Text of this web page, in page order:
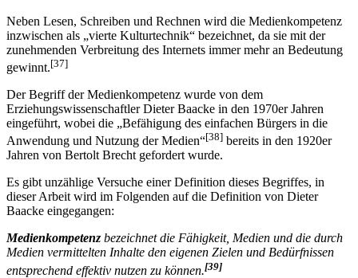
Neben Lesen, Schreiben und Rechnen wird die Medienkompetenz
inzwischen als „vierte Kulturtechnik“ bezeichnet, da sie mit der
zunehmenden Verbreitung des Internets immer mehr an Bedeutung
gewinnt.[37]
Der Begriff der Medienkompetenz wurde von dem
Erziehungswissenschaftler Dieter Baacke in den 1970er Jahren
eingeführt, wobei die „Befähigung des einfachen Bürgers in die
Anwendung und Nutzung der Medien“[38] bereits in den 1920er
Jahren von Bertolt Brecht gefordert wurde.
Es gibt unzählige Versuche einer Definition dieses Begriffes, in
dieser Arbeit wird im Folgenden auf die Definition von Dieter
Baacke eingegangen:
Medienkompetenz bezeichnet die Fähigkeit, Medien und die durch
Medien vermittelten Inhalte den eigenen Zielen und Bedürfnissen
entsprechend effektiv nutzen zu können.[39]